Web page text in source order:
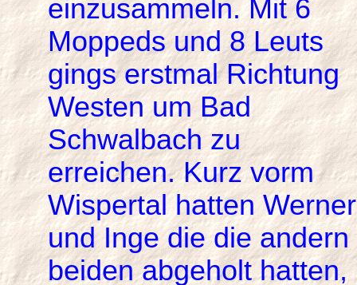
einzusammeln. Mit 6
Moppeds und 8 Leuts
gings erstmal Richtung
Westen um Bad
Schwalbach zu
erreichen. Kurz vorm
Wispertal hatten Werner
und Inge die die andern
beiden abgeholt hatten,